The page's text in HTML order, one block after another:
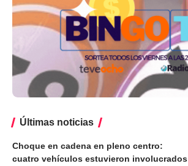
Últimas noticias
Choque en cadena en pleno centro:
cuatro vehículos estuvieron involucrados